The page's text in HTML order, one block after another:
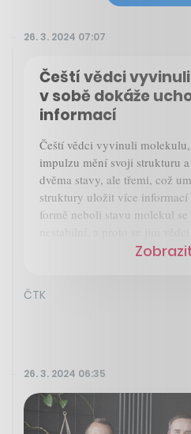
26. 3. 2024 07:07
Čeští vědci
v sobě dokáže
informací
Čeští vědci vyvinuli
impulzu mění svoji strukturu
dvěma stavy, ale třemi, což
struktury uložit více informací
formě neboli stavu molekul
ČTK
26. 3. 2024 06:35